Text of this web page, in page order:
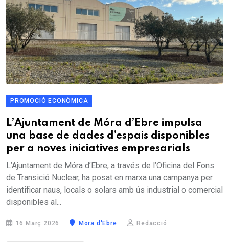
PROMOCIÓ ECONÒMICA
L’Ajuntament de Móra d’Ebre impulsa
una base de dades d’espais disponibles
per a noves iniciatives empresarials
L’Ajuntament de Móra d’Ebre, a través de l’Oficina del Fons
de Transició Nuclear, ha posat en marxa una campanya per
identificar naus, locals o solars amb ús industrial o comercial
disponibles al...
16 Març 2026 Mora d'Ebre Redacció